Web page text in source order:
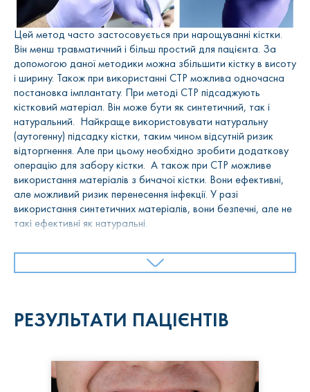
Цей метод часто застосовується при нарощуванні кістки.
Він менш травматичний і більш простий для пацієнта. За
допомогою даної методики можна збільшити кістку в висоту
і ширину. Також при використанні СТР можлива одночасна
постановка імплантату. При методі СТР підсаджують
кістковий матеріал. Він може бути як синтетичний, так і
натуральний. Найкраще використовувати натуральну
(аутогенну) підсадку кістки, таким чином відсутній ризик
відторгнення. Але при цьому необхідно зробити додаткову
операцію для забору кістки. А також при СТР можливе
використання матеріалів з бичачої кістки. Вони ефективні,
але можливий ризик перенесення інфекції. У разі
використання синтетичних матеріалів, вони безпечні, але не
такі ефективні як натуральні.
При цьому методі кісткової пластики стоматологи – хірурги
використовують спеціальну мембрану. Вона накладається
РЕЗУЛЬТАТИ ПАЦІЄНТІВ